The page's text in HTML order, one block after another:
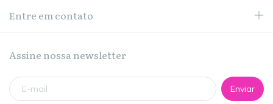
Entre em contato
Assine nossa newsletter